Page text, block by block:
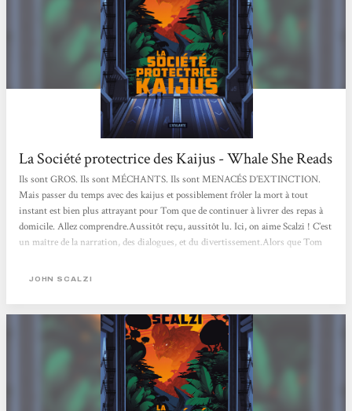
La Société protectrice des Kaijus - Whale She Reads
Ils sont GROS. Ils sont MÉCHANTS. Ils sont MENACÉS D’EXTINCTION.
Mais passer du temps avec des kaijus et possiblement frôler la mort à tout
instant est bien plus attrayant pour Tom que de continuer à livrer des repas à
domicile. Allez comprendre.Aussitôt reçu, aussitôt lu. Ici, on aime Scalzi ! C’est
un maître de la narration, des dialogues, et du divertissement.Alors que Tom
repas à domicile, il se voit licencié sans ménagement, et doit devenir livreur
JOHN SCALZI